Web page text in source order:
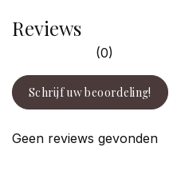
Reviews
(0)
Schrijf uw beoordeling!
Geen reviews gevonden